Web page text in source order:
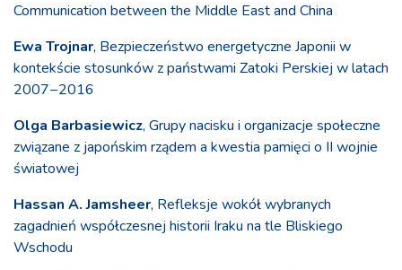
Communication between the Middle East and China
Ewa Trojnar, Bezpieczeństwo energetyczne Japonii w
kontekście stosunków z państwami Zatoki Perskiej w latach
2007−2016
Olga Barbasiewicz, Grupy nacisku i organizacje społeczne
związane z japońskim rządem a kwestia pamięci o II wojnie
światowej
Hassan A. Jamsheer, Refleksje wokół wybranych
zagadnień współczesnej historii Iraku na tle Bliskiego
Wschodu